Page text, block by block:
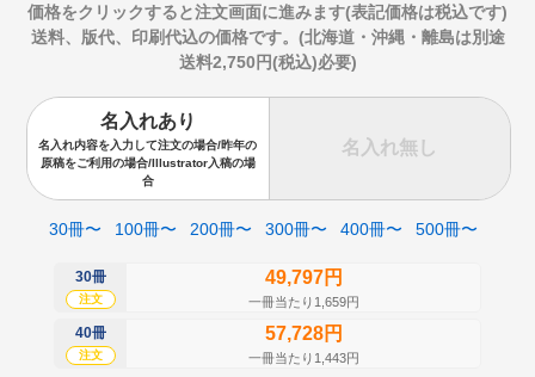
価格をクリックすると注文画面に進みます(表記価格は税込です)
送料、版代、印刷代込の価格です。(北海道・沖縄・離島は別途
送料2,750円(税込)必要)
名入れあり
名入れ内容を入力して注文の場合/昨年の
原稿をご利用の場合/Illustrator入稿の場
合
名入れ無し
30冊〜 100冊〜 200冊〜 300冊〜 400冊〜 500冊〜
30冊
注文
49,797円
一冊当たり1,659円
40冊
注文
57,728円
一冊当たり1,443円